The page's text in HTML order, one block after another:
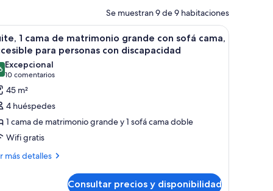
Se muestran 9 de 9 habitaciones
escritorio y ventana con vista a la ciudad.Habitación de hotel con un sofá marrón,
9
1 cama de matrimonio grande con sofá cama,
para personas con discapacidad
de 10
Excepcional
10 comentarios
(10 comentarios)
45 m²
4 huéspedes
1 cama de matrimonio grande y 1 sofá cama doble
Wifi gratis
más detalles
Consultar precios y disponibilidad